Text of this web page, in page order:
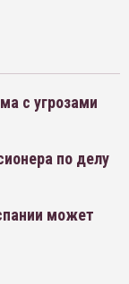
с угрозами
по делу
может